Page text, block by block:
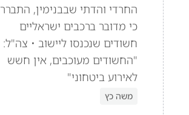
החרדי והדתי שבבנימין, התברר
כי מדובר ברכבים ישראליים
חשודים שנכנסו ליישוב • צה"ל:
"החשודים מעוכבים, אין חשש
לאירוע ביטחוני"
משה כץ